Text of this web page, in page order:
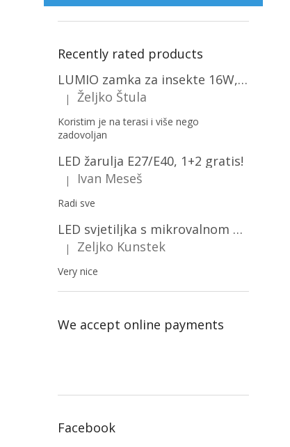
Recently rated products
LUMIO zamka za insekte 16W, 1+1 gratis! [MKE004]
The product rating is 5 out of 5 stars.
| Željko Štula
Koristim je na terasi i više nego
zadovoljan
LED žarulja E27/E40, 1+2 gratis!
The product rating is 5 out of 5 stars.
| Ivan Meseš
Radi sve
LED svjetiljka s mikrovalnom pećnicom i svjetlosnim senzorom 36W, 3820lm, okrugla, bijeli okvir/2-PACK!
The product rating is 5 out of 5 stars.
| Zeljko Kunstek
Very nice
We accept online payments
Facebook